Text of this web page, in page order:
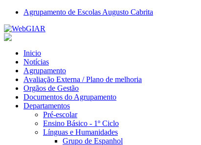
Agrupamento de Escolas Augusto Cabrita
Inicio
Notícias
Agrupamento
Avaliação Externa / Plano de melhoria
Orgãos de Gestão
Documentos do Agrupamento
Departamentos
Pré-escolar
Ensino Básico - 1º Ciclo
Línguas e Humanidades
Grupo de Espanhol